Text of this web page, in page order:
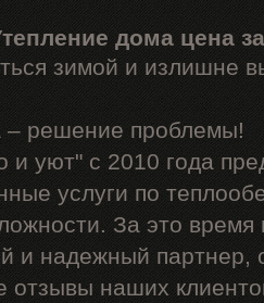
дома цена за
зимой и излишне
– решение проблемы!
и уют" с 2010 года
услуги по
За это
и надежный партнер,
отзывы наших